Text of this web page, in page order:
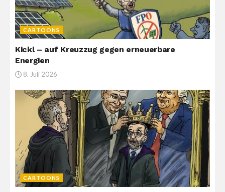
CARTOONS
Kickl – auf Kreuzzug gegen erneuerbare
Energien
8. Juli 2026
CARTOONS